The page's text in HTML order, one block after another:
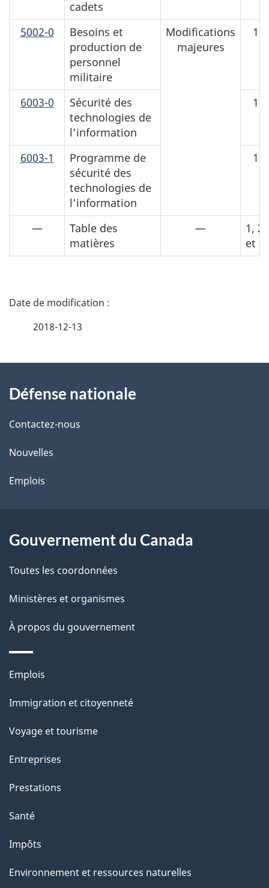
cadets
5002-0
Besoins et
production de
personnel
militaire
Modifications
majeures
1
6003-0
Sécurité des
technologies de
l’information
1
6003-1
Programme de
sécurité des
technologies de
l’information
1
—
Table des
matières
—
1, 2
et 6
D
i
l
s
d
l
a
g
e
2018-12-13
propos
de
ce
site
Défense nationale
Contactez-nous
Nouvelles
Emplois
Gouvernement du Canada
Toutes les coordonnées
Ministères et organismes
À propos du gouvernement
Thèmes
sujets
Emplois
Immigration et citoyenneté
Voyage et tourisme
Entreprises
Prestations
Santé
Impôts
Environnement et ressources naturelles